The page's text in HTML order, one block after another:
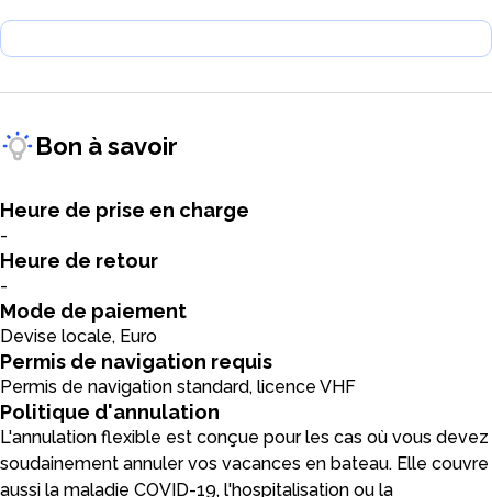
Bon à savoir
Heure de prise en charge
-
Heure de retour
-
Mode de paiement
Devise locale, Euro
Permis de navigation requis
Permis de navigation standard, licence VHF
Politique d'annulation
L'annulation flexible est conçue pour les cas où vous devez
soudainement annuler vos vacances en bateau. Elle couvre
aussi la maladie COVID-19, l'hospitalisation ou la